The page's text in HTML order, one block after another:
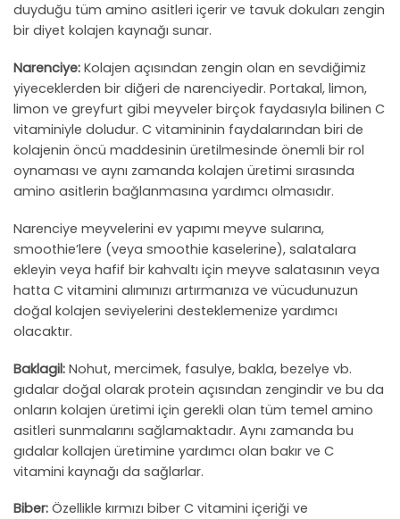
duyduğu tüm amino asitleri içerir ve tavuk dokuları zengin
bir diyet kolajen kaynağı sunar.
Narenciye: Kolajen açısından zengin olan en sevdiğimiz
yiyeceklerden bir diğeri de narenciyedir. Portakal, limon,
limon ve greyfurt gibi meyveler birçok faydasıyla bilinen C
vitaminiyle doludur. C vitamininin faydalarından biri de
kolajenin öncü maddesinin üretilmesinde önemli bir rol
oynaması ve aynı zamanda kolajen üretimi sırasında
amino asitlerin bağlanmasına yardımcı olmasıdır.
Narenciye meyvelerini ev yapımı meyve sularına,
smoothie’lere (veya smoothie kaselerine), salatalara
ekleyin veya hafif bir kahvaltı için meyve salatasının veya
hatta C vitamini alımınızı artırmanıza ve vücudunuzun
doğal kolajen seviyelerini desteklemenize yardımcı
olacaktır.
Baklagil: Nohut, mercimek, fasulye, bakla, bezelye vb.
gıdalar doğal olarak protein açısından zengindir ve bu da
onların kolajen üretimi için gerekli olan tüm temel amino
asitleri sunmalarını sağlamaktadır. Aynı zamanda bu
gıdalar kollajen üretimine yardımcı olan bakır ve C
vitamini kaynağı da sağlarlar.
Biber: Özellikle kırmızı biber C vitamini içeriği ve